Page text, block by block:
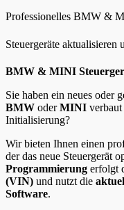
Professionelles BMW &
Steuergeräte aktualisieren
BMW & MINI
Sie haben ein neues oder
BMW oderMINI
Initialisierung?
Wir bieten Ihnen einen
der das neue Steuergerät
Programmierung erfolgt
(VIN) und nutzt die
Software.